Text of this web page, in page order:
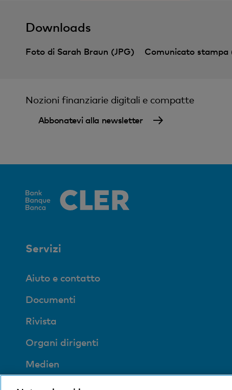
Downloads
Foto di Sarah Braun (JPG) Comunicato stampa
Nozioni finanziarie digitali e compatte
Abbonatevi alla newsletter
Servizi
Aiuto e contatto
Documenti
Rivista
Organi dirigenti
Medien